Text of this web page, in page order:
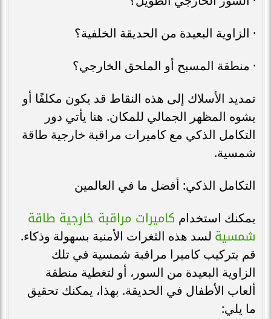
· الزاوية البعيدة من الحديقة الخلفية؟
· منطقة المسبح أو الملحق الخارجي؟
تمديد الأسلاك إلى هذه النقاط قد يكون مكلفًا أو
يشوه المظهر الجمالي للمكان. هنا يأتي دور
التكامل الذكي مع كاميرات مراقبة خارجية طاقة
شمسية.
التكامل الذكي: أفضل ما في العالمين
يمكنك استخدام كاميرات مراقبة خارجية طاقة
شمسية لسد هذه الثغرات الأمنية بسهولة وذكاء.
قم بتركيب كاميرا مراقبة شمسية في تلك
الزاوية البعيدة من السور، أو لتغطية منطقة
ألعاب الأطفال في الحديقة. بهذا، يمكنك تحقيق
ما يلي: